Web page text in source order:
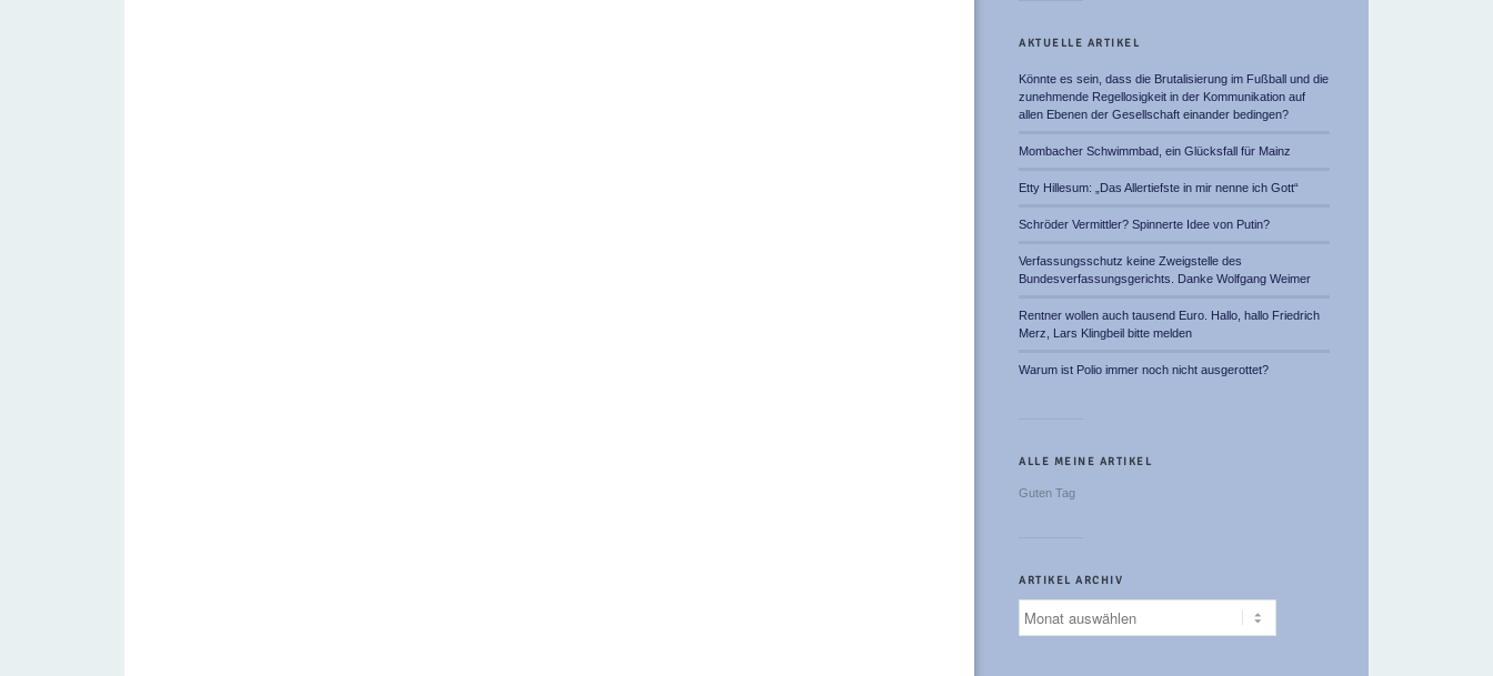
AKTUELLE ARTIKEL
Könnte es sein, dass die Brutalisierung im Fußball und die
zunehmende Regellosigkeit in der Kommunikation auf
allen Ebenen der Gesellschaft einander bedingen?
Mombacher Schwimmbad, ein Glücksfall für Mainz
Etty Hillesum: „Das Allertiefste in mir nenne ich Gott“
Schröder Vermittler? Spinnerte Idee von Putin?
Verfassungsschutz keine Zweigstelle des
Bundesverfassungsgerichts. Danke Wolfgang Weimer
Rentner wollen auch tausend Euro. Hallo, hallo Friedrich
Merz, Lars Klingbeil bitte melden
Warum ist Polio immer noch nicht ausgerottet?
ALLE MEINE ARTIKEL
Guten Tag
ARTIKEL ARCHIV
Artikel
Archiv